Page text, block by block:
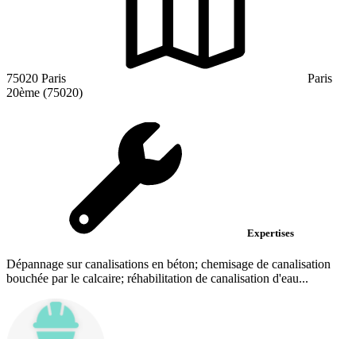
75020 Paris
Paris
20ème (75020)
Expertises
Dépannage sur canalisations en béton; chemisage de canalisation
bouchée par le calcaire; réhabilitation de canalisation d'eau...